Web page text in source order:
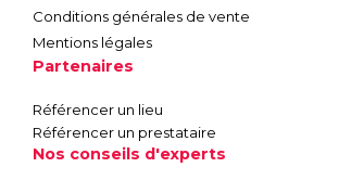
Conditions générales de vente
Mentions légales
Partenaires
Référencer un lieu
Référencer un prestataire
Nos conseils d'experts